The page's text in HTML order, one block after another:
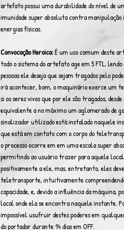
artefato possui uma durabilidade do nível de
imunidade super absoluta contra
energias físicas.
Convocação Heroica:É um uso comum deste
todo o sistema do artefato age em 5 FTL,
pessoas ele deseja que sejam tragados pelo
irá acontecer, bom, o maquinário exerce um
si os seres vivos que por ele são tragados,
equivalente a no máximo um aglomerado de
sinalizador utilizado está instalado naquele
que está em contato com o corpo do
o processo ocorre em em uma escala super
permitindo ao usuário trazer para aquele
positivamente a ele, mas, entretanto, eles
teletransporte, intuitivamente
capacidade, e, devido a influência da máquina,
local onde ela se encontra naquele instante.
impossível usufruir destes poderes em
do portador durante 14 dias em OFF.